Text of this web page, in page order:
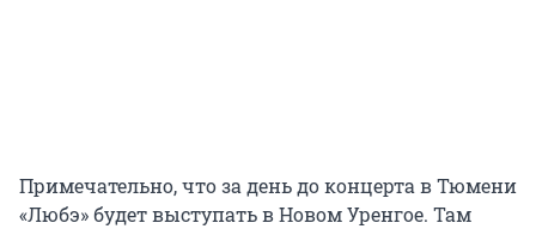
Примечательно, что за день до концерта в Тюмени
«Любэ» будет выступать в Новом Уренгое. Там